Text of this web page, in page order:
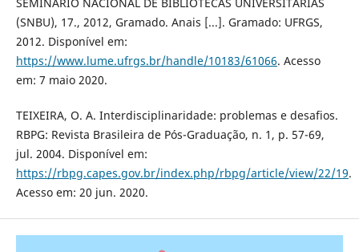
(SNBU), 17., 2012, Gramado. Anais [...]. Gramado: UFRGS,
2012. Disponível em:
https://www.lume.ufrgs.br/handle/10183/61066. Acesso
em: 7 maio 2020.
TEIXEIRA, O. A. Interdisciplinaridade: problemas e desafios.
RBPG: Revista Brasileira de Pós-Graduação, n. 1, p. 57-69,
jul. 2004. Disponível em:
https://rbpg.capes.gov.br/index.php/rbpg/article/view/22/19.
Acesso em: 20 jun. 2020.